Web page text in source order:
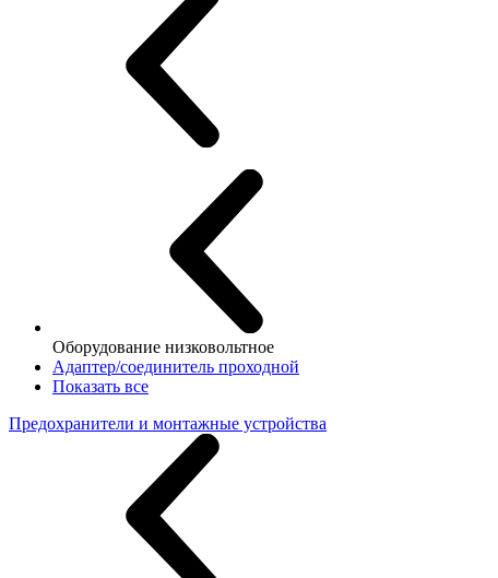
Оборудование низковольтное
Адаптер/соединитель проходной
Показать все
Предохранители и монтажные устройства